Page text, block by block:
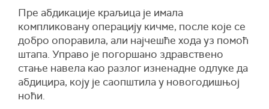
Пре абдикације краљица је имала
компликовану операцију кичме, после које се
добро опоравила, али најчешће хода уз помоћ
штапа. Управо је погоршано здравствено
стање навела као разлог изненадне одлуке да
абдицира, коју је саопштила у новогодишњој
ноћи.